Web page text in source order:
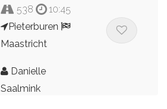
538
10:45
Pieterburen
Maastricht
Danielle
Saalmink